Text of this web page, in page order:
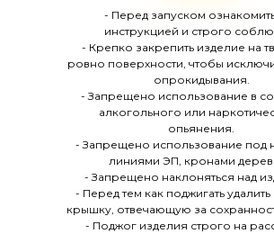
- Перед запуском
инструкцией и строго
- Крепко закрепить изделие на
ровно поверхности, чтобы
опрокидывания.
- Запрещено использование в
алкогольного или
опьянения.
- Запрещено использование под
линиями ЭП, кронами
- Запрещено наклоняться над
- Перед тем как поджигать
крышку, отвечающую за
- Поджог изделия строго на